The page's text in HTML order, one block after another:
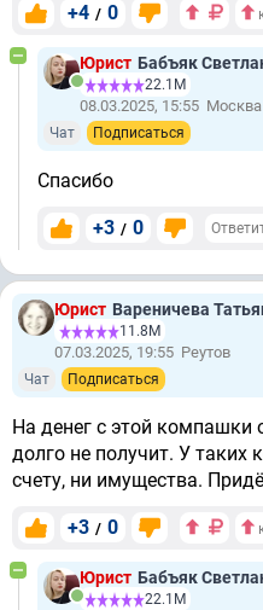
+4 / 0
Юрист Бабъяк
22.1М
08.03.2025, 15:55 Москва
Чат Подписаться
Спасибо
+3 / 0
Юрист Вареничева
11.8М
07.03.2025, 19:55 Реутов
Чат Подписаться
На денег с этой
долго не получит. У таких
счету, ни имущества.
+3 / 0
Юрист Бабъяк
22.1М